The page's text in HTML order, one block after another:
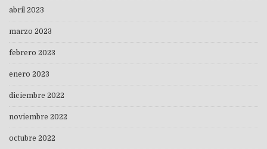
abril 2023
marzo 2023
febrero 2023
enero 2023
diciembre 2022
noviembre 2022
octubre 2022